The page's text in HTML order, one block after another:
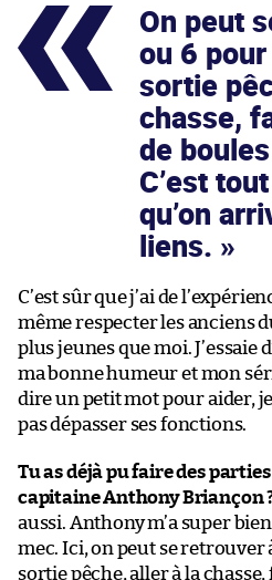
On peut
ou 6
sortie
chasse,
de
C’est
qu’on
liens.
C’est sûr que j’ai de
même respecter les anciens
plus jeunes que moi. J’essaie
ma bonne humeur et mon
dire un petit mot pour aider,
pas dépasser ses fonctions.
Tu as déjà pu faire des
capitaine Anthony Briançon
aussi. Anthony m’a super
mec. Ici, on peut se retrouver
sortie pêche, aller à la